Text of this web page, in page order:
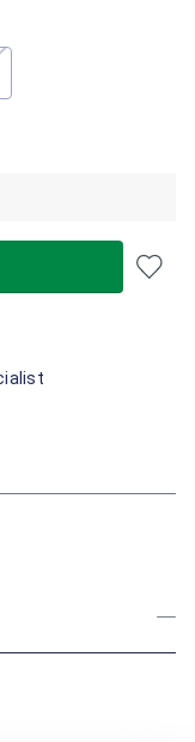
beschikbaar.)
niet beschikbaar.)
optie is